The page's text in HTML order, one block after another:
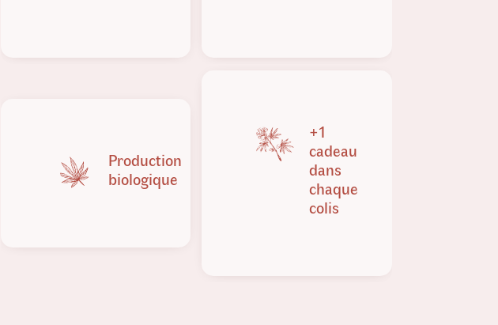
Production
biologique
+1
cadeau
dans
chaque
colis